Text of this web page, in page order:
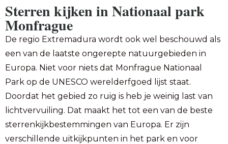
Sterren kijken in Nationaal park
Monfrague
De regio Extremadura wordt ook wel beschouwd als
een van de laatste ongerepte natuurgebieden in
Europa. Niet voor niets dat Monfrague Nationaal
Park op de UNESCO werelderfgoed lijst staat.
Doordat het gebied zo ruig is heb je weinig last van
lichtvervuiling. Dat maakt het tot een van de beste
sterrenkijkbestemmingen van Europa. Er zijn
verschillende uitkijkpunten in het park en voor